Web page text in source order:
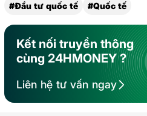
#Đầu tư quốc tế
#Quốc tế
Kết nối truyền thông
cùng 24HMONEY ?
Liên hệ tư vấn ngay